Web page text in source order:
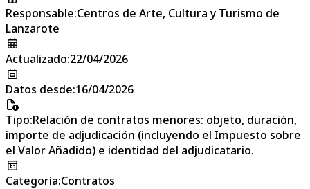
Responsable:Centros de Arte, Cultura y Turismo de
Lanzarote
Actualizado:22/04/2026
Datos desde:16/04/2026
Tipo:Relación de contratos menores: objeto, duración,
importe de adjudicación (incluyendo el Impuesto sobre
el Valor Añadido) e identidad del adjudicatario.
Categoría:Contratos